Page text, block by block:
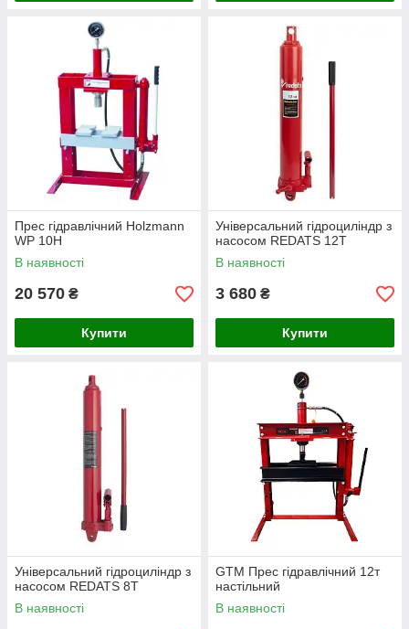
Прес гідравлічний Holzmann
WP 10H
В наявності
20 570 ₴
Купити
Універсальний гідроциліндр з
насосом REDATS 12Т
В наявності
3 680 ₴
Купити
Універсальний гідроциліндр з
насосом REDATS 8Т
В наявності
GTM Прес гідравлічний 12т
настільний
В наявності